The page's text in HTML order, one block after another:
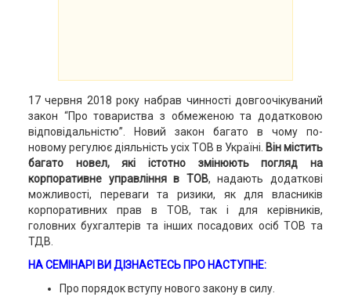
17 червня 2018 року набрав чинності довгоочікуваний
закон “Про товариства з обмеженою та додатковою
відповідальністю”. Новий закон багато в чому по-
новому регулює діяльність усіх ТОВ в Україні. Він містить
багато новел, які істотно змінюють погляд на
корпоративне управління в ТОВ, надають додаткові
можливості, переваги та ризики, як для власників
корпоративних прав в ТОВ, так і для керівників,
головних бухгалтерів та інших посадових осіб ТОВ та
ТДВ.
НА СЕМІНАРІ ВИ ДІЗНАЄТЕСЬ ПРО НАСТУПНЕ:
Про порядок вступу нового закону в силу.